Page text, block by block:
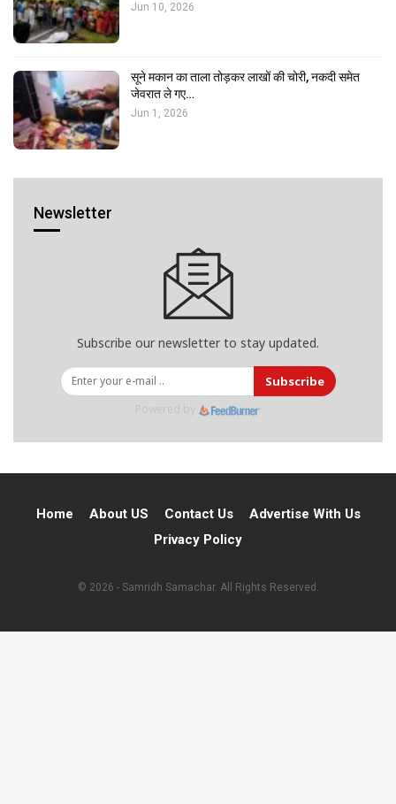
Jun 10, 2026
सूने मकान का ताला तोड़कर लाखों की चोरी, नकदी समेत
जेवरात ले गए…
Jun 1, 2026
Newsletter
Subscribe our newsletter to stay updated.
Subscribe
Home About US Contact Us
Advertise With Us
Privacy Policy
© 2026 - Samridh Samachar. All Rights Reserved.